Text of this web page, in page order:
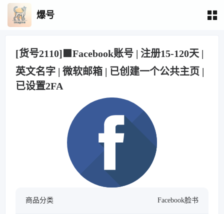
爆号
[货号2110]🟩Facebook账号 | 注册15-120天 |
英文名字 | 微软邮箱 | 已创建一个公共主页 |
已设置2FA
商品分类 Facebook脸书